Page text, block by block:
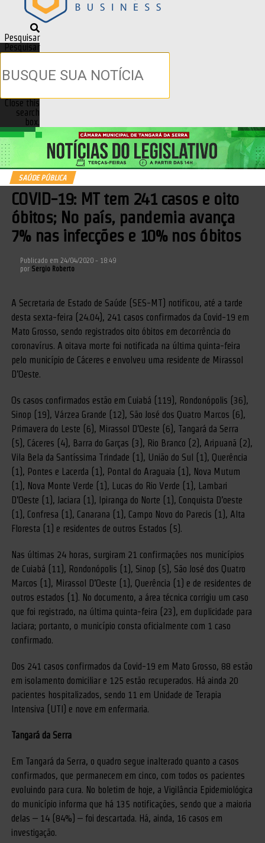
Pesquisar
Pesquisar
Close this
search
box.
SAÚDE PÚBLICA
COVID-19: MT tem 241 casos e oito
óbitos; No país, pandemia avança
7% nas infecções e 10% nos óbitos
Publicado em 24/04/2020 - 18:49
por Sergio Roberto
A Secretaria de Estado de Saúde (SES-MT) notificou, até a tarde
desta sexta-feira (24.04), 241 casos confirmados da Covid-19 em
Mato Grosso, sendo registrados oito óbitos em decorrência do
coronavírus. A oitava morte foi notificada na última quinta-feira
pelo município de Cáceres e envolveu uma residente de Mirassol
D’Oeste.
Os casos confirmados estão em Cuiabá (119), Rondonópolis (36),
Sinop (19), Várzea Grande (12), São José dos Quatro Marcos (6),
Primavera do Leste (6), Mirassol D’Oeste (6), Tangará da Serra
(5), Cáceres (4), Barra do Garças (3), Rio Branco (2), Aripuanã (2),
Vila Bela da Santíssima Trindade (1), União do Sul (1), Querência
(1), Pontes e Lacerda (1), Pontal do Araguaia (1), Nova Mutum
(1), Nova Monte Verde (1), Lucas do Rio Verde (1), Lambari
D’Oeste (1), Jaciara (1), Ipiranga do Norte (1), Conquista D’oeste
(1), Confresa (1), Canarana (1), Campo Novo do Parecis (1), Alta
Floresta (1) e residentes de outros Estados (5).
Nas últimas 24 horas, surgiram 21 confirmações nos municípios
de Cuiabá (11), Rondonópolis (1), Sinop (5), São José dos Quatro
Marcos (1), Mirassol D’Oeste (1), Querência (1) e de residentes de
outros estados (1). No documento, a área técnica corrigiu um caso
que foi registrado, na última quinta-feira (23), em duplicidade para
Jaciara; portanto, o município consta oficialmente com 1 caso
confirmado.
Dos 241 casos confirmados da Covid-19 em Mato Grosso, 88 estão
em isolamento domiciliar e 125 estão recuperados. Há ainda 20
pacientes hospitalizados, sendo 11 em Unidade de Terapia
Intensiva (UTI) e nove em enfermaria.
Tangará da Serra
Em Tangará da Serra, o quadro segue inalterado quanto a casos
confirmados, que permanecem em cinco, com todos os pacientes
evoluindo para cura. No boletim de hoje, a Vigilância Epidemiológica
do município informa que há 135 notificações, sendo que a maioria
delas – 14 (84%) – foi descartada. Há, ainda, 16 casos em
investigação.